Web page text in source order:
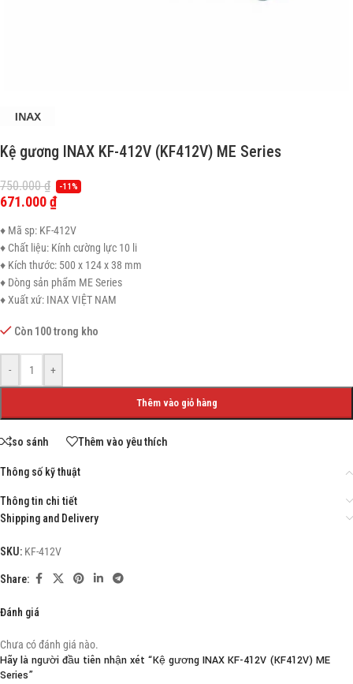
Kệ gương INAX KF-412V (KF412V) ME Series
750.000₫ -11%
671.000₫
♦ Mã sp: KF-412V
♦ Chất liệu: Kính cường lực 10 li
♦ Kích thước: 500 x 124 x 38 mm
♦ Dòng sản phẩm ME Series
♦ Xuất xứ: INAX VIỆT NAM
Còn 100 trong kho
- +
Thêm vào giỏ hàng
so sánh Thêm vào yêu thích
Thông số kỹ thuật
Thông tin chi tiết
Shipping and Delivery
SKU: KF-412V
Share:
Đánh giá
Chưa có đánh giá nào.
Hãy là người đầu tiên nhận xét “Kệ gương INAX KF-412V (KF412V) ME
Series”